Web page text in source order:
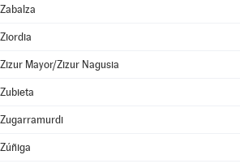
Zabalza
Ziordia
Zizur Mayor/Zizur Nagusia
Zubieta
Zugarramurdi
Zúñiga